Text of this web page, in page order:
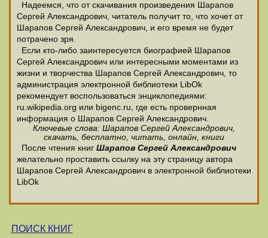
Надеемся, что от скачивания произведения Шарапов
Сергей Александрович, читатель получит то, что хочет от
Шарапов Сергей Александрович, и его время не будет
потрачено зря.
Если кто-либо заинтересуется биографией Шарапов
Сергей Александрович или интересными моментами из
жизни и творчества Шарапов Сергей Александрович, то
администрация электронной библиотеки LibOk
рекомендует воспользоваться энциклопедиями:
ru.wikipedia.org или bigenc.ru, где есть провернная
информация о Шарапов Сергей Александрович.
Ключевые слова: Шарапов Сергей Александрович,
скачать, бесплатно, читать, онлайн, книги
После чтения книг Шарапов Сергей Александрович
желательно проставить ссылку на эту страницу автора
Шарапов Сергей Александрович в электронной библиотеки
LibOk
ПОИСК КНИГ